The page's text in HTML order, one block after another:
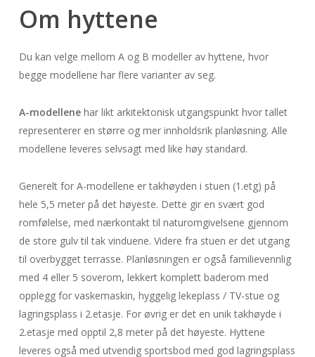
Om hyttene
Du kan velge mellom A og B modeller av hyttene, hvor
begge modellene har flere varianter av seg.
A-modellene har likt arkitektonisk utgangspunkt hvor tallet
representerer en større og mer innholdsrik planløsning. Alle
modellene leveres selvsagt med like høy standard.
Generelt for A-modellene er takhøyden i stuen (1.etg) på
hele 5,5 meter på det høyeste. Dette gir en svært god
romfølelse, med nærkontakt til naturomgivelsene gjennom
de store gulv til tak vinduene. Videre fra stuen er det utgang
til overbygget terrasse. Planløsningen er også familievennlig
med 4 eller 5 soverom, lekkert komplett baderom med
opplegg for vaskemaskin, hyggelig lekeplass / TV-stue og
lagringsplass i 2.etasje. For øvrig er det en unik takhøyde i
2.etasje med opptil 2,8 meter på det høyeste. Hyttene
leveres også med utvendig sportsbod med god lagringsplass